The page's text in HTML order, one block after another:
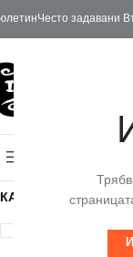
Често задавани
КАТЕГОРИИ